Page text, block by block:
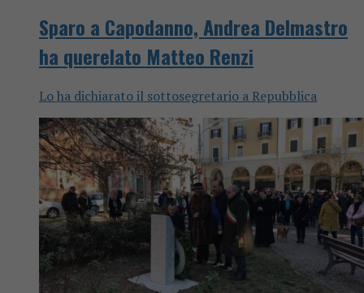
Sparo a Capodanno, Andrea Delmastro
ha querelato Matteo Renzi
Lo ha dichiarato il sottosegretario a Repubblica